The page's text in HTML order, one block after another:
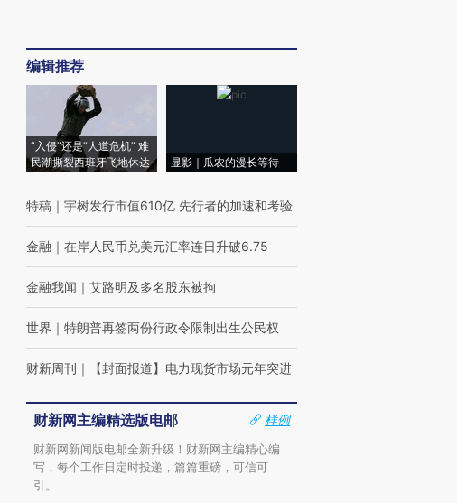
编辑推荐
“入侵”还是“人道危机” 难
民潮撕裂西班牙飞地休达
显影｜瓜农的漫长等待
特稿 ｜ 宇树发行市值610亿 先行者的加速和考验
金融 ｜ 在岸人民币兑美元汇率连日升破6.75
金融我闻 ｜ 艾路明及多名股东被拘
世界 ｜ 特朗普再签两份行政令限制出生公民权
财新周刊 ｜ 【封面报道】电力现货市场元年突进
财新网主编精选版电邮
样例
财新网新闻版电邮全新升级！财新网主编精心编
写，每个工作日定时投递，篇篇重磅，可信可
引。